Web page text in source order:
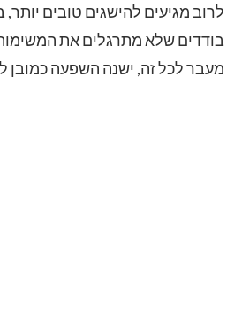
לרוב מגיעים להישגים טובים
בודדים שלא מתרגלים את
מעבר לכל זה, ישנה השפעה כמובן